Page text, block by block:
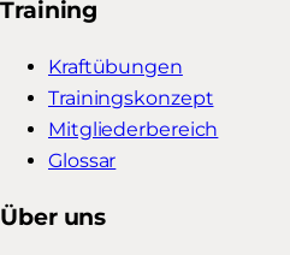
Training
Kraftübungen
Trainingskonzept
Mitgliederbereich
Glossar
Über uns